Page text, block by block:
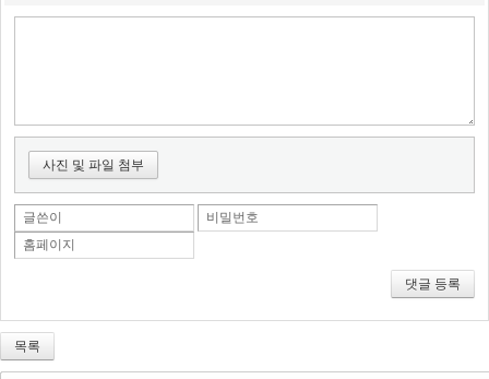
사진 및 파일 첨부
글쓴이
비밀번호
홈페이지
댓글 등록
목록